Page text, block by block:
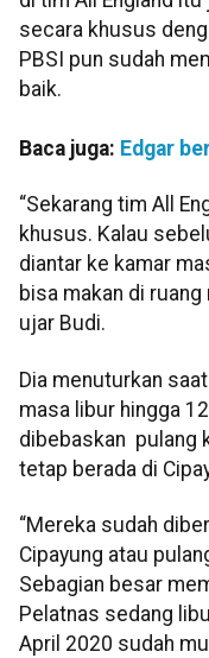
secara khusus
PBSI pun sudah
baik.
Baca juga: Edgar
“Sekarang tim All
khusus. Kalau
diantar ke kamar
bisa makan di ruang
ujar Budi.
Dia menuturkan
masa libur hingga
dibebaskan pulang
tetap berada di
“Mereka sudah
Cipayung atau
Sebagian besar
Pelatnas sedang
April 2020 sudah